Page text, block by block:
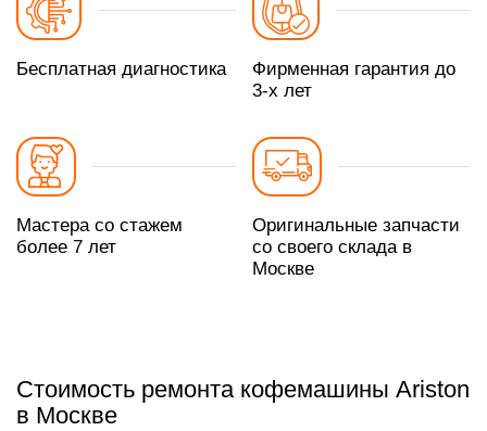
Бесплатная диагностика
Фирменная гарантия до
3-х лет
Мастера со стажем
более 7 лет
Оригинальные запчасти
со своего склада в
Москве
Стоимость ремонта кофемашины Ariston
в Москве